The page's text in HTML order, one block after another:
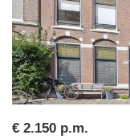
€ 2.150 p.m.